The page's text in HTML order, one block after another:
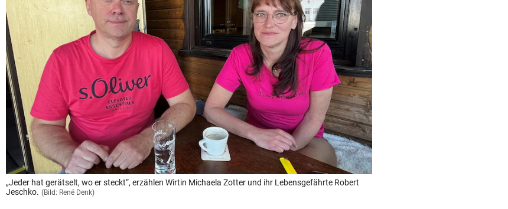
„Jeder hat gerätselt, wo er steckt“, erzählen Wirtin Michaela Zotter und ihr Lebensgefährte Robert
Jeschko. (Bild: René Denk)